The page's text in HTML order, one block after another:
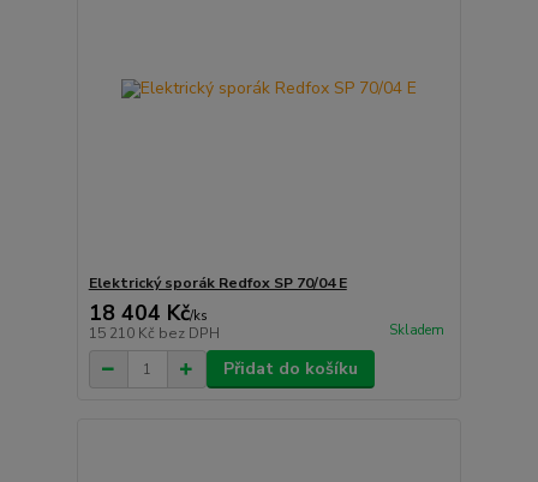
Elektrický sporák Redfox SP 70/04 E
18 404 Kč/ks
15 210 Kč bez DPH Skladem
Přidat do košíku